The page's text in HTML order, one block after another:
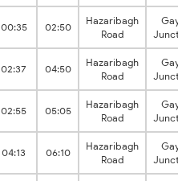
00:35 02:50
Hazaribagh
Road
Gaya
02:37 04:50
Hazaribagh
Road
Gaya
02:55 05:05
Hazaribagh
Road
Gaya
04:13 06:10
Hazaribagh
Road
Gaya